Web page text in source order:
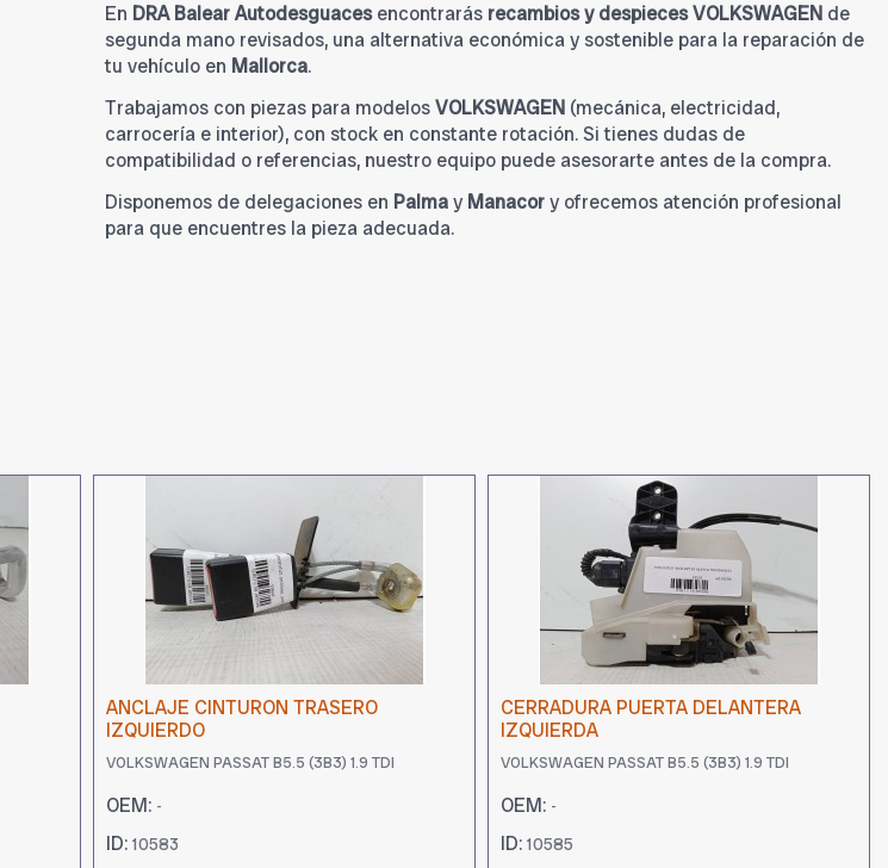
En DRA Balear Autodesguacesencontrarás recambios y despieces VOLKSWAGEN de
segunda mano revisados, una alternativa económica y sostenible para la reparación de
tu vehículo en Mallorca.
Trabajamos con piezas para modelosVOLKSWAGEN (mecánica, electricidad,
carrocería e interior), con stock en constante rotación. Si tienes dudas de
compatibilidad o referencias, nuestro equipo puede asesorarte antes de la compra.
Disponemos de delegaciones en Palmay Manacory ofrecemos atención profesional
para que encuentres la pieza adecuada.
ANCLAJE CINTURON TRASERO
IZQUIERDO
VOLKSWAGEN PASSAT B5.5 (3B3) 1.9 TDI
OEM: -
ID: 10583
CERRADURA PUERTA DELANTERA
IZQUIERDA
VOLKSWAGEN PASSAT B5.5 (3B3) 1.9 TDI
OEM: -
ID: 10585